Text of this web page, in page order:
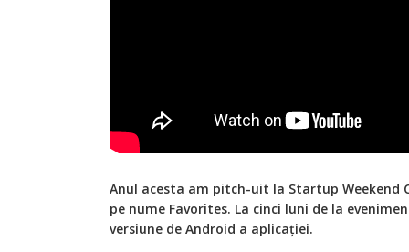
Anul acesta am pitch-uit la Startup Weekend
pe nume Favorites. La cinci luni de la
versiune de Android a aplicației.